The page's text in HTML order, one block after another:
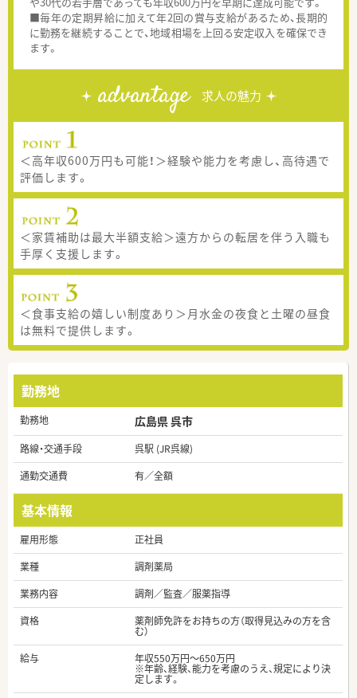
■毎年の定期昇給に加えて年2回の賞与支給があるため、長期的
に勤務を継続することで、地域相場を上回る安定収入を確保でき
ます。
advantage 求人の魅力
＜高年収600万円も可能！＞経験や能力を考慮し、高待遇で
評価します。
＜家賃補助は最大半額支給＞遠方からの転居を伴う入職も
手厚く支援します。
＜食事支給の嬉しい制度あり＞月水金の夜食と土曜の昼食
は無料で提供します。
勤務地
勤務地 広島県 呉市
路線・交通手段
呉駅 (JR呉線)
通勤交通費
有／全額
基本情報
雇用形態
正社員
業種
調剤薬局
業務内容
調剤／監査／服薬指導
資格
薬剤師免許をお持ちの方（取得見込みの方を含
む）
給与
年収550万円～650万円
※年齢、経験、能力を考慮のうえ、規定により決
定します。